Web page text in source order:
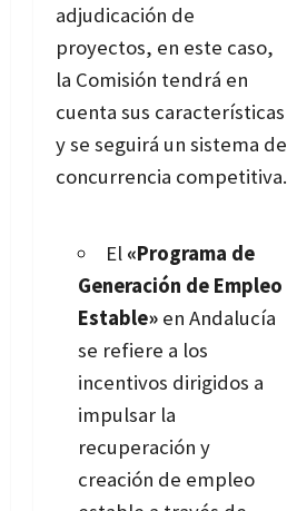
adjudicación de
proyectos, en este caso,
la Comisión tendrá en
cuenta sus características
y se seguirá un sistema de
concurrencia competitiva.
El «Programa de
Generación de Empleo
Estable» en Andalucía
se refiere a los
incentivos dirigidos a
impulsar la
recuperación y
creación de empleo